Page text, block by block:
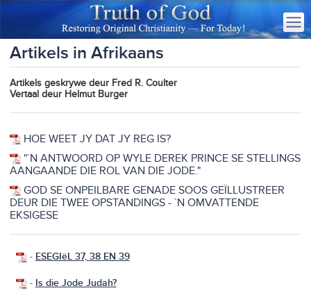
Artikels in Afrikaans
Artikels geskrywe deur Fred R. Coulter
Vertaal deur Helmut Burger
HOE WEET JY DAT JY REG IS?
"`N ANTWOORD OP WYLE DEREK PRINCE SE STELLINGS
AANGAANDE DIE ROL VAN DIE JODE."
GOD SE ONPEILBARE GENADE SOOS GEÏLLUSTREER
DEUR DIE TWEE OPSTANDINGS - `N OMVATTENDE
EKSIGESE
- ESEGIëL 37, 38 EN 39
- Is die Jode Judah?